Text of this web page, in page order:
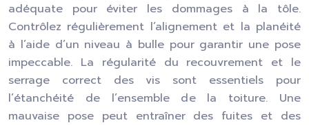
adéquate pour éviter les dommages à la tôle.
Contrôlez régulièrement l’alignement et la planéité
à l’aide d’un niveau à bulle pour garantir une pose
impeccable. La régularité du recouvrement et le
serrage correct des vis sont essentiels pour
l’étanchéité de l’ensemble de la toiture. Une
mauvaise pose peut entraîner des fuites et des